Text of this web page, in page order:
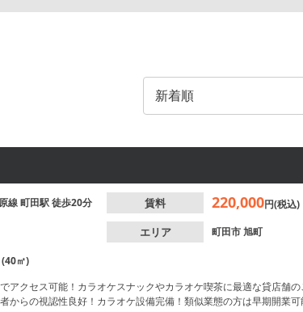
線町田駅徒歩20分 賃料 220,000円(税込)
エリア 町田市旭町
㎡)
アクセス可能！カラオケスナックやカラオケ喫茶に最適な貸店舗
からの視認性良好！カラオケ設備完備！類似業態の方は早期開業可